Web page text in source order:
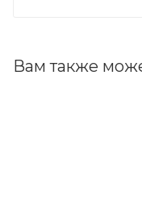
Вам также